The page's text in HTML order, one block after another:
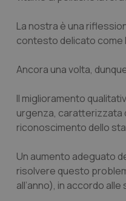
La nostra è una
contesto delicato come
Ancora una volta,
Il miglioramento
urgenza, caratterizzata
riconoscimento dello
Un aumento adeguato
risolvere questo
all’anno), in accordo